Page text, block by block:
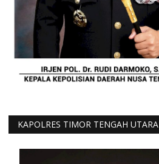
KAPOLRES TIMOR TENGAH UTARA